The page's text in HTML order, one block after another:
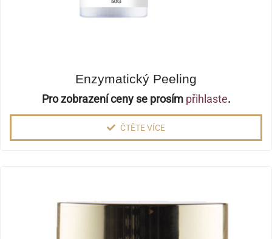
Enzymatický Peeling
Pro zobrazení ceny se prosím přihlaste.
ČTĚTE VÍCE